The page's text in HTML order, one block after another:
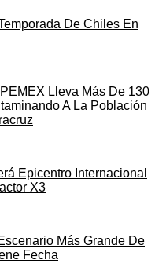
De Chiles En
Lleva Más De 130
A La Población
Epicentro Internacional
X3
Más Grande De
Fecha